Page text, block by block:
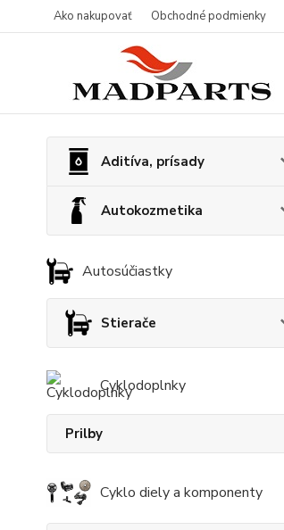
Ako nakupovať Obchodné podmienky
Aditíva, prísady
Autokozmetika
Autosúčiastky
Stierače
Cyklodoplnky
Prilby
Cyklo diely a komponenty